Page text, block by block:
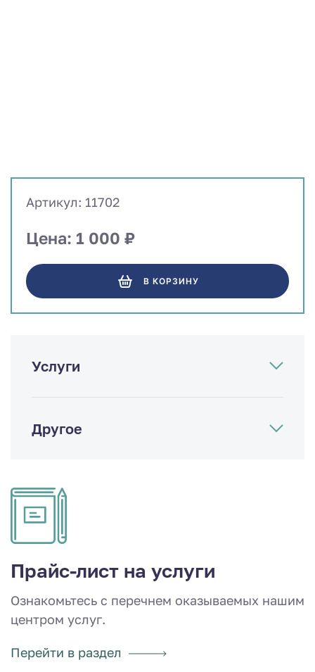
Услуги
Другое
Артикул: 11702
Цена: 1 000 ₽
В КОРЗИНУ
Прайс-лист на услуги
Ознакомьтесь с перечнем оказываемых нашим
центром услуг.
Перейти в раздел